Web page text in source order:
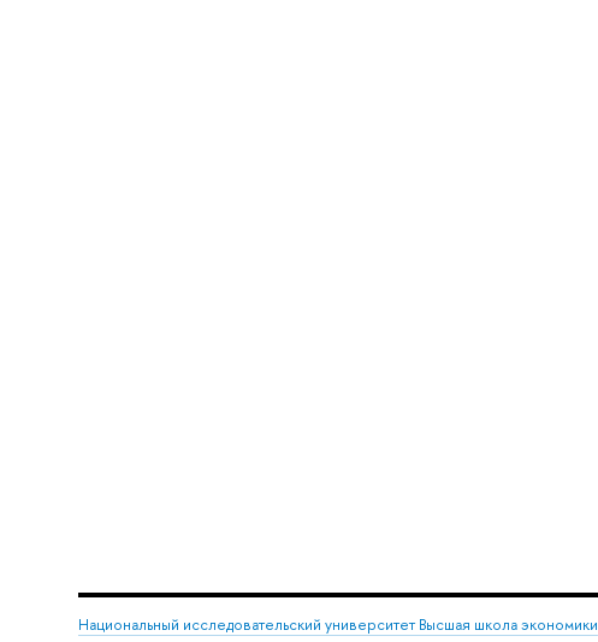
Национальный исследовательский университет Высшая школа экономики